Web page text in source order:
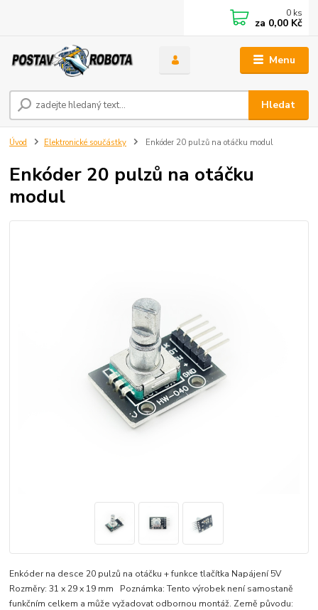
Menu
Hledat
0 ks
za 0,00 Kč
Úvod Elektronické součástky Enkóder 20 pulzů na otáčku modul
Enkóder 20 pulzů na otáčku
modul
Enkóder na desce 20 pulzů na otáčku + funkce tlačítka Napájení 5V
Rozměry: 31 x 29 x 19 mm Poznámka: Tento výrobek není samostaně
funkčním celkem a může vyžadovat odbornou montáž. Země původu: